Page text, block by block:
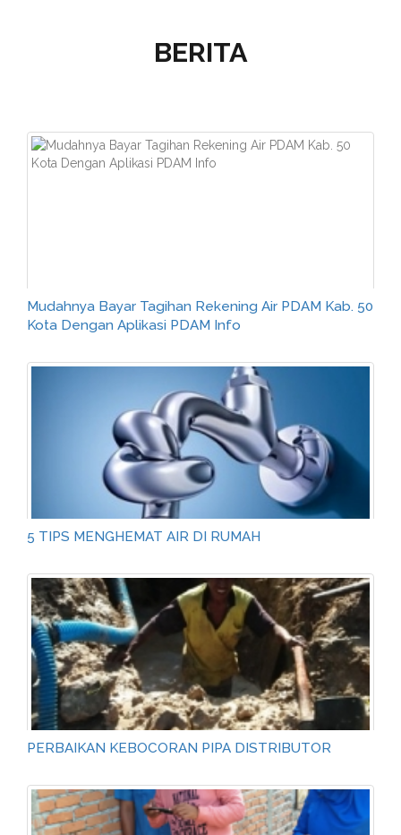
BERITA
Mudahnya Bayar Tagihan Rekening Air PDAM Kab. 50
Kota Dengan Aplikasi PDAM Info
5 TIPS MENGHEMAT AIR DI RUMAH
PERBAIKAN KEBOCORAN PIPA DISTRIBUTOR